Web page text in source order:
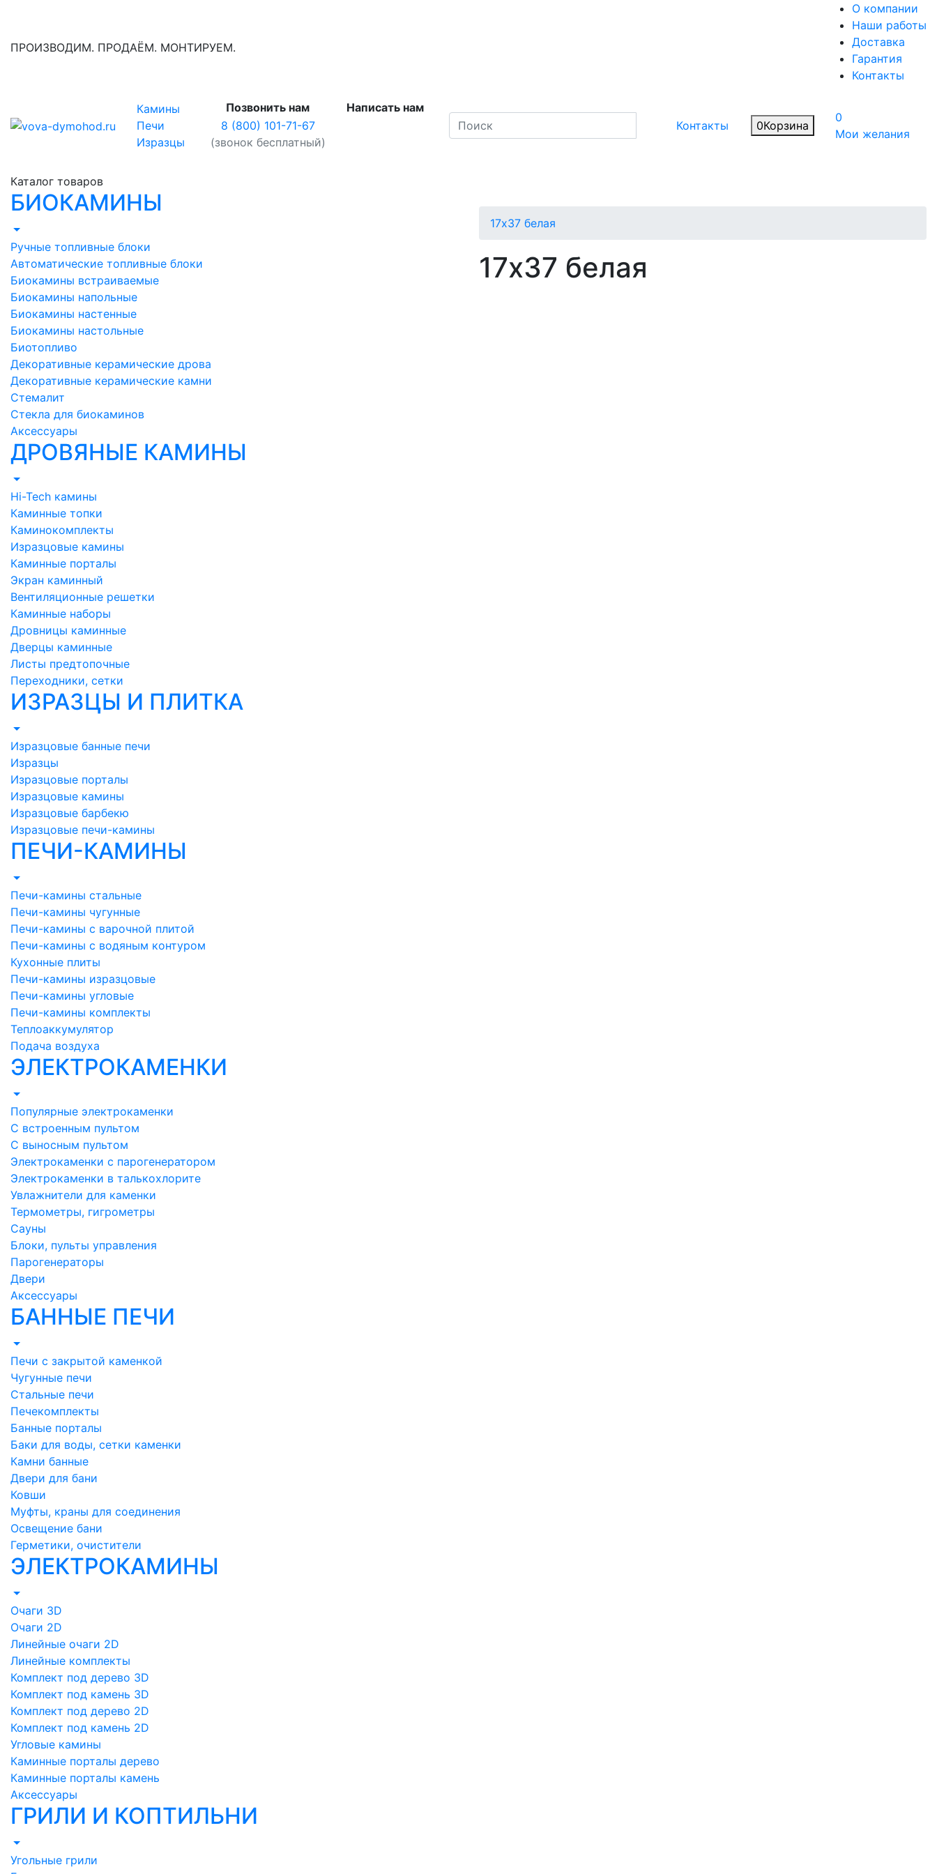
ПРОИЗВОДИМ. ПРОДАЁМ. МОНТИРУЕМ.
О компании
Наши работы
Доставка
Гарантия
Контакты
Камины
Печи
Изразцы
Позвонить нам
8 (800) 101-71-67
(звонок бесплатный)
Написать нам
Контакты
0Корзина
0
Мои желания
Каталог товаров
БИОКАМИНЫ
Ручные топливные блоки
Автоматические топливные блоки
Биокамины встраиваемые
Биокамины напольные
Биокамины настенные
Биокамины настольные
Биотопливо
Декоративные керамические дрова
Декоративные керамические камни
Стемалит
Стекла для биокаминов
Аксессуары
ДРОВЯНЫЕ КАМИНЫ
Hi-Tech камины
Каминные топки
Каминокомплекты
Изразцовые камины
Каминные порталы
Экран каминный
Вентиляционные решетки
Каминные наборы
Дровницы каминные
Дверцы каминные
Листы предтопочные
Переходники, сетки
ИЗРАЗЦЫ И ПЛИТКА
Изразцовые банные печи
Изразцы
Изразцовые порталы
Изразцовые камины
Изразцовые барбекю
Изразцовые печи-камины
ПЕЧИ-КАМИНЫ
Печи-камины стальные
Печи-камины чугунные
Печи-камины с варочной плитой
Печи-камины с водяным контуром
Кухонные плиты
Печи-камины изразцовые
Печи-камины угловые
Печи-камины комплекты
Теплоаккумулятор
Подача воздуха
ЭЛЕКТРОКАМЕНКИ
Популярные электрокаменки
С встроенным пультом
С выносным пультом
Электрокаменки с парогенератором
Электрокаменки в талькохлорите
Увлажнители для каменки
Термометры, гигрометры
Сауны
Блоки, пульты управления
Парогенераторы
Двери
Аксессуары
БАННЫЕ ПЕЧИ
Печи с закрытой каменкой
Чугунные печи
Стальные печи
Печекомплекты
Банные порталы
Баки для воды, сетки каменки
Камни банные
Двери для бани
Ковши
Муфты, краны для соединения
Освещение бани
Герметики, очистители
ЭЛЕКТРОКАМИНЫ
Очаги 3D
Очаги 2D
Линейные очаги 2D
Линейные комплекты
Комплект под дерево 3D
Комплект под камень 3D
Комплект под дерево 2D
Комплект под камень 2D
Угловые камины
Каминные порталы дерево
Каминные порталы камень
Аксессуары
ГРИЛИ И КОПТИЛЬНИ
Угольные грили
17х37 белая
17х37 белая